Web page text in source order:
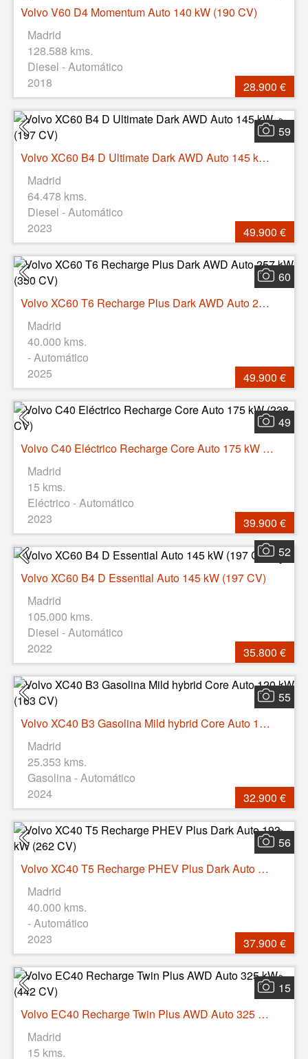
Volvo V60 D4 Momentum Auto 140 kW (190 CV)
Madrid
128.588 kms.
Diesel - Automático
2018
28.900 €
59
Volvo XC60 B4 D Ultimate Dark AWD Auto 145 kW (197 CV)
Madrid
64.478 kms.
Diesel - Automático
2023
49.900 €
60
Volvo XC60 T6 Recharge Plus Dark AWD Auto 257 kW (350 CV)
Madrid
40.000 kms.
- Automático
2025
49.900 €
49
Volvo C40 Eléctrico Recharge Core Auto 175 kW (238 CV)
Madrid
15 kms.
Eléctrico - Automático
2023
39.900 €
52
Volvo XC60 B4 D Essential Auto 145 kW (197 CV)
Madrid
105.000 kms.
Diesel - Automático
2022
35.800 €
55
Volvo XC40 B3 Gasolina Mild hybrid Core Auto 120 kW (163 CV)
Madrid
25.353 kms.
Gasolina - Automático
2024
32.900 €
56
Volvo XC40 T5 Recharge PHEV Plus Dark Auto 193 kW (262 CV)
Madrid
40.000 kms.
- Automático
2023
37.900 €
15
Volvo EC40 Recharge Twin Plus AWD Auto 325 kW (442 CV)
Madrid
15 kms.